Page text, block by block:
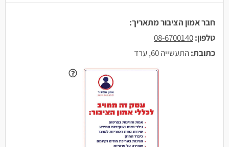
חבר אמון הציבור מתאריך:
טלפון:08-6700140
כתובת:התעשייה 60, ערד